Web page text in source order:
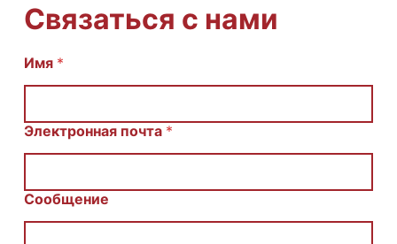
Связаться с нами
С
щ
е
Имя *
Электронная почта *
Сообщение